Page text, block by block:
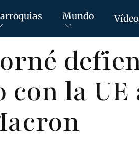
Mundo
con la